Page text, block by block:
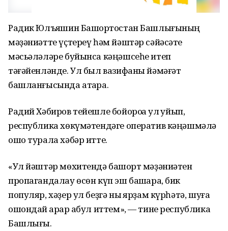
Радик Юлъяҡшин Башҡортостан Башлығының
мәҙәниәтте үҫтереү һәм йәштәр сәйәсәте
мәсьәләләре буйынса кәңәшсеһе итеп
тәғәйенләнде. Ул был вазифаны йәмәғәт
башланғысында атҡара.
Радий Хәбиров тейешле бойороҡҡа ҡул ҡуйып,
республика хөкүмәтендәге оператив кәңәшмәлә
ошо турала хәбәр итте.
«Ул йәштәр мөхитендә башҡорт мәҙәниәтен
пропагандалау өсөн күп эш башҡара, бик
популяр, хәҙер ул беҙгә ныҡ ярҙам күрһәтә, шуға
ошондай ҡарар ҡабул иттем», — тине республика
Башлығы.